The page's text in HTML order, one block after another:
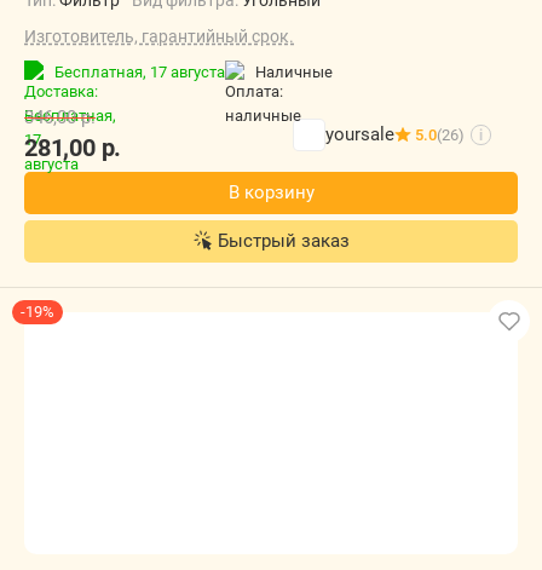
Изготовитель, гарантийный срок.
Бесплатная, 17 августа наличные
281,00р.
346,00р.
yoursale 5.0(26) i
В корзину
Быстрый заказ
-19%